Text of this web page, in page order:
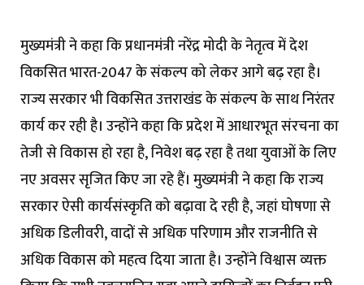
मुख्यमंत्री ने कहा कि प्रधानमंत्री नरेंद्र मोदी के नेतृत्व में देश
विकसित भारत-2047 के संकल्प को लेकर आगे बढ़ रहा है।
राज्य सरकार भी विकसित उत्तराखंड के संकल्प के साथ निरंतर
कार्य कर रही है। उन्होंने कहा कि प्रदेश में आधारभूत संरचना का
तेजी से विकास हो रहा है, निवेश बढ़ रहा है तथा युवाओं के लिए
नए अवसर सृजित किए जा रहे हैं। मुख्यमंत्री ने कहा कि राज्य
सरकार ऐसी कार्यसंस्कृति को बढ़ावा दे रही है, जहां घोषणा से
अधिक डिलीवरी, वादों से अधिक परिणाम और राजनीति से
अधिक विकास को महत्व दिया जाता है। उन्होंने विश्वास व्यक्त